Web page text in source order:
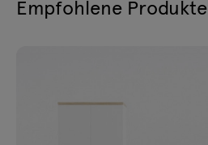
Empfohlene Produkte